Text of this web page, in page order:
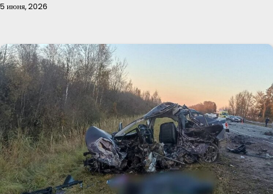
5 июня, 2026